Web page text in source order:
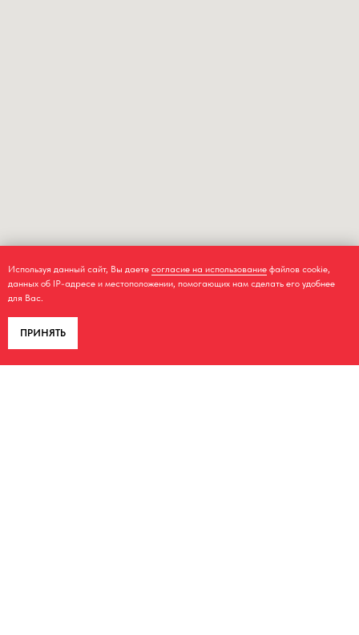
Используя данный сайт, Вы даете согласие на использование файлов cookie,
данных об IP-адресе и местоположении, помогающих нам сделать его удобнее
для Вас.
ПРИНЯТЬ